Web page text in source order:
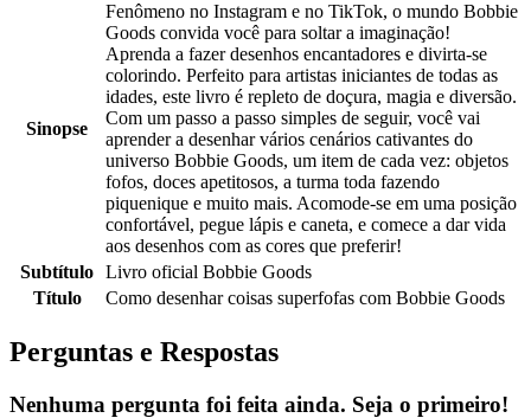
Sinopse
Fenômeno no Instagram e no TikTok, o mundo Bobbie
Goods convida você para soltar a imaginação!
Aprenda a fazer desenhos encantadores e divirta-se
colorindo. Perfeito para artistas iniciantes de todas as
idades, este livro é repleto de doçura, magia e diversão.
Com um passo a passo simples de seguir, você vai
aprender a desenhar vários cenários cativantes do
universo Bobbie Goods, um item de cada vez: objetos
fofos, doces apetitosos, a turma toda fazendo
piquenique e muito mais. Acomode-se em uma posição
confortável, pegue lápis e caneta, e comece a dar vida
aos desenhos com as cores que preferir!
Subtítulo Livro oficial Bobbie Goods
Título
Como desenhar coisas superfofas com Bobbie Goods
Perguntas e Respostas
Nenhuma pergunta foi feita ainda. Seja o primeiro!